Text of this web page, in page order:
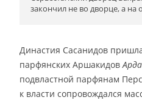
закончил не во дворце, а на
Династия Сасанидов
парфянских Аршакидов
подвластной парфянам
к власти сопровождался